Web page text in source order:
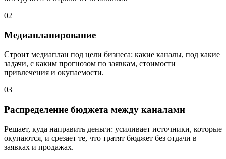
02
Медиапланирование
Строит медиаплан под цели бизнеса: какие каналы, под какие
задачи, с каким прогнозом по заявкам, стоимости
привлечения и окупаемости.
03
Распределение бюджета между каналами
Решает, куда направить деньги: усиливает источники, которые
окупаются, и срезает те, что тратят бюджет без отдачи в
заявках и продажах.